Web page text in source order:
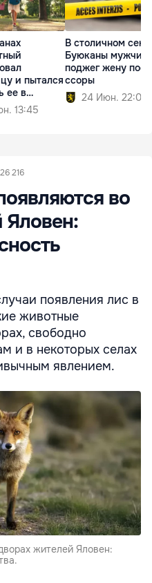
и пытался
ее в
13:45
В столичном
Буюканы
поджег жену
ссоры
24 Июн. 22:06
26 216
во
Яловен:
появления лис в
животные
свободно
и в некоторых селах
явлением.
жителей Яловен: